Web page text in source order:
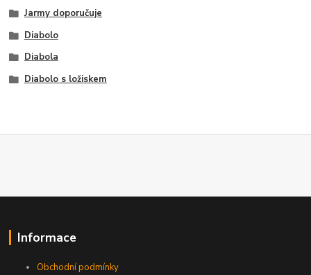
Jarmy doporučuje
Diabolo
Diabola
Diabolo s ložiskem
Informace
Obchodní podmínky